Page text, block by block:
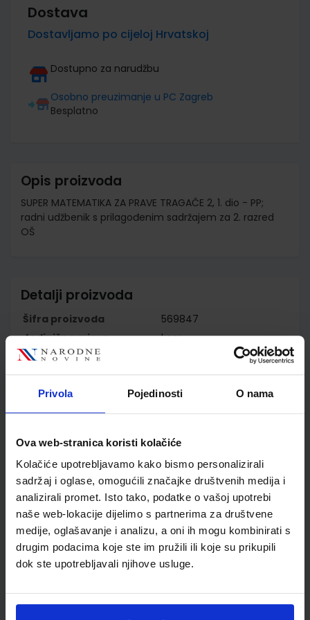
Privola Pojedinosti O nama
Ova web-stranica koristi kolačiće
Kolačiće upotrebljavamo kako bismo personalizirali
sadržaj i oglase, omogućili značajke društvenih medija i
analizirali promet. Isto tako, podatke o vašoj upotrebi
naše web-lokacije dijelimo s partnerima za društvene
medije, oglašavanje i analizu, a oni ih mogu kombinirati s
drugim podacima koje ste im pružili ili koje su prikupili
dok ste upotrebljavali njihove usluge.
Dostava
Dostavljamo po cijeloj Hrvatskoj
Dostupno za narudžbu
Osobno preuzimanje u PC Zagreb
Besplatno
Opis proizvoda
SUPER MATEMATIKA ZA PRAVE TRAGAČE 2, 1. dio - PP;
radni udžbenik s prilagođenim sadržajem za 2. razred
OŠ
Detalji proizvoda
Šifra proizvoda
569847
Jedinična mjera
kom
Nakladnik
PROFIL KLETT d.o.o.
Autor
Martić Ivančić Čupić
Brničević Stanić Martinić
Vrsta školske knjige
UDŽBENIK
Vrsta škole
1 OSNOVNA
Nastavni predmet
MATEMATIKA PP
Reg br min
7945